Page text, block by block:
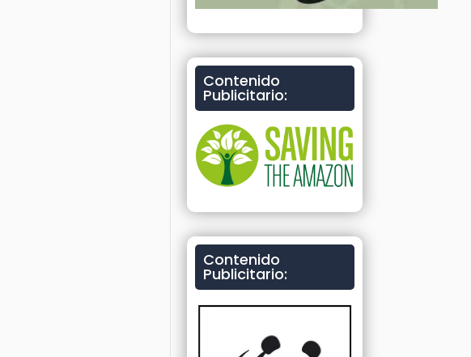
Contenido
Publicitario:
Contenido
Publicitario: